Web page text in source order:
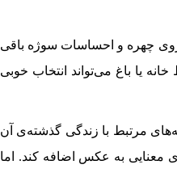
روی چهره و احساسات سوژه باقی
یا باغ می‌تواند انتخاب خوبی
مرتبط با زندگی گذشته‌ی آن
معنایی به عکس اضافه کند. اما